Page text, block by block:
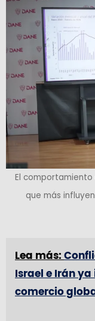
El
que más
Lea más:
Israel e Irán
comercio